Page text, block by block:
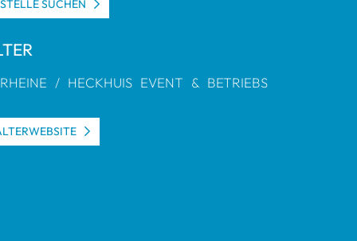
SUCHEN
/ HECK­HUIS EVENT & BETRIEBS